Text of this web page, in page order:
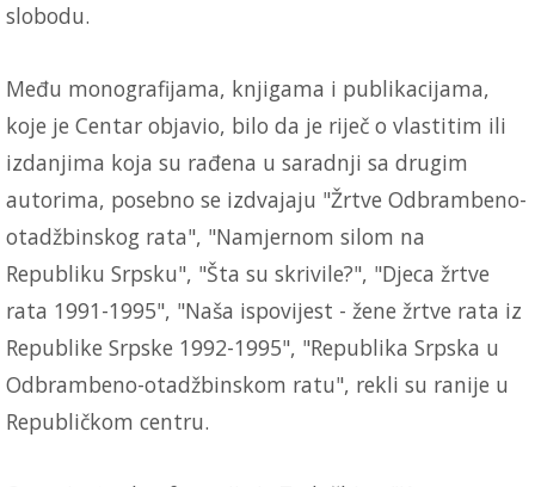
slobodu.
Među monografijama, knjigama i publikacijama,
koje je Centar objavio, bilo da je riječ o vlastitim ili
izdanjima koja su rađena u saradnji sa drugim
autorima, posebno se izdvajaju "Žrtve Odbrambeno-
otadžbinskog rata", "Namjernom silom na
Republiku Srpsku", "Šta su skrivile?", "Djeca žrtve
rata 1991-1995", "Naša ispovijest - žene žrtve rata iz
Republike Srpske 1992-1995", "Republika Srpska u
Odbrambeno-otadžbinskom ratu", rekli su ranije u
Republičkom centru.